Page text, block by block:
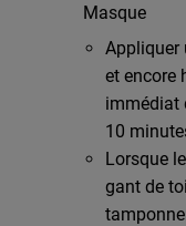
Masque
Appliquer
et encore
immédiat
10
Lorsque
gant de